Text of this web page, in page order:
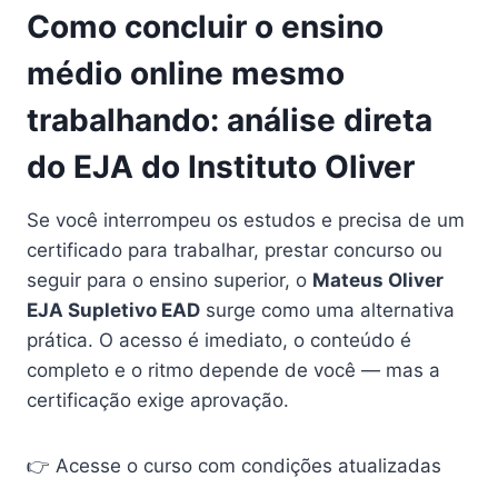
Como concluir o ensino
médio online mesmo
trabalhando: análise direta
do EJA do Instituto Oliver
Se você interrompeu os estudos e precisa de um
certificado para trabalhar, prestar concurso ou
seguir para o ensino superior, o Mateus Oliver
EJA Supletivo EAD surge como uma alternativa
prática. O acesso é imediato, o conteúdo é
completo e o ritmo depende de você — mas a
certificação exige aprovação.
👉 Acesse o curso com condições atualizadas